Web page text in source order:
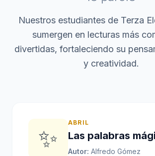
Nuestros estudiantes de Terza
sumergen en lecturas más
divertidas, fortaleciendo su
y creatividad.
✨
ABRIL
Las palabras
Autor: Alfredo Gómez